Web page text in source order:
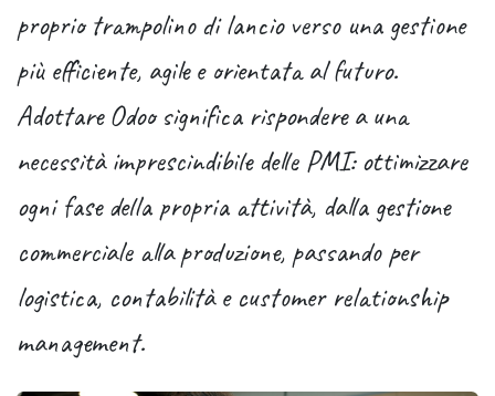
proprio trampolino di lancio verso una gestione
più efficiente, agile e orientata al futuro.
Adottare Odoo significa rispondere a una
necessità imprescindibile delle PMI: ottimizzare
ogni fase della propria attività, dalla gestione
commerciale alla produzione, passando per
logistica, contabilità e customer relationship
management.